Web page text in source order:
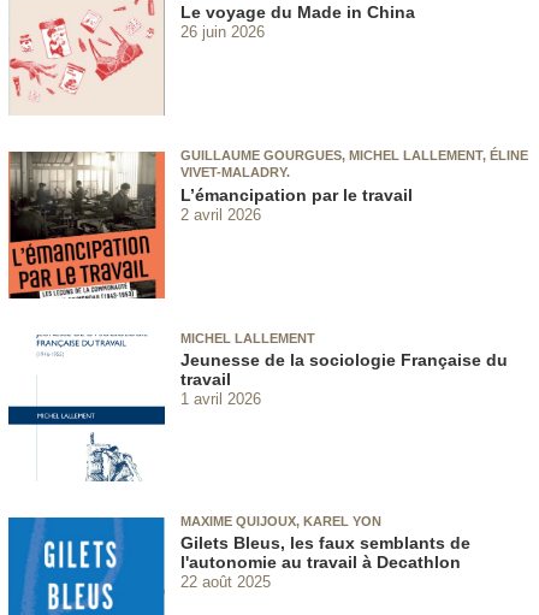
Le voyage du Made in China
26 juin 2026
GUILLAUME GOURGUES, MICHEL LALLEMENT, ÉLINE
VIVET-MALADRY.
L’émancipation par le travail
2 avril 2026
MICHEL LALLEMENT
Jeunesse de la sociologie Française du
travail
1 avril 2026
MAXIME QUIJOUX, KAREL YON
Gilets Bleus, les faux semblants de
l'autonomie au travail à Decathlon
22 août 2025